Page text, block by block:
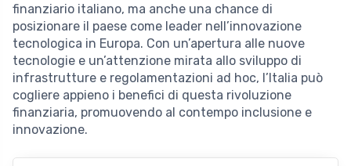
finanziario italiano, ma anche una chance di
posizionare il paese come leader nell’innovazione
tecnologica in Europa. Con un’apertura alle nuove
tecnologie e un’attenzione mirata allo sviluppo di
infrastrutture e regolamentazioni ad hoc, l’Italia può
cogliere appieno i benefici di questa rivoluzione
finanziaria, promuovendo al contempo inclusione e
innovazione.